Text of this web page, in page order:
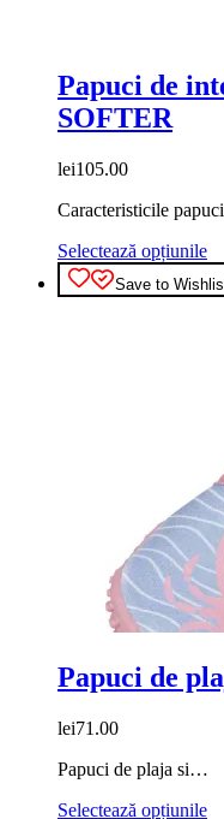
Papuci de
SOFTER
lei105.00
Caracteristicile
Selectează opțiunile
Save to
Papuci de
lei71.00
Papuci de plaja si…
Selectează opțiunile